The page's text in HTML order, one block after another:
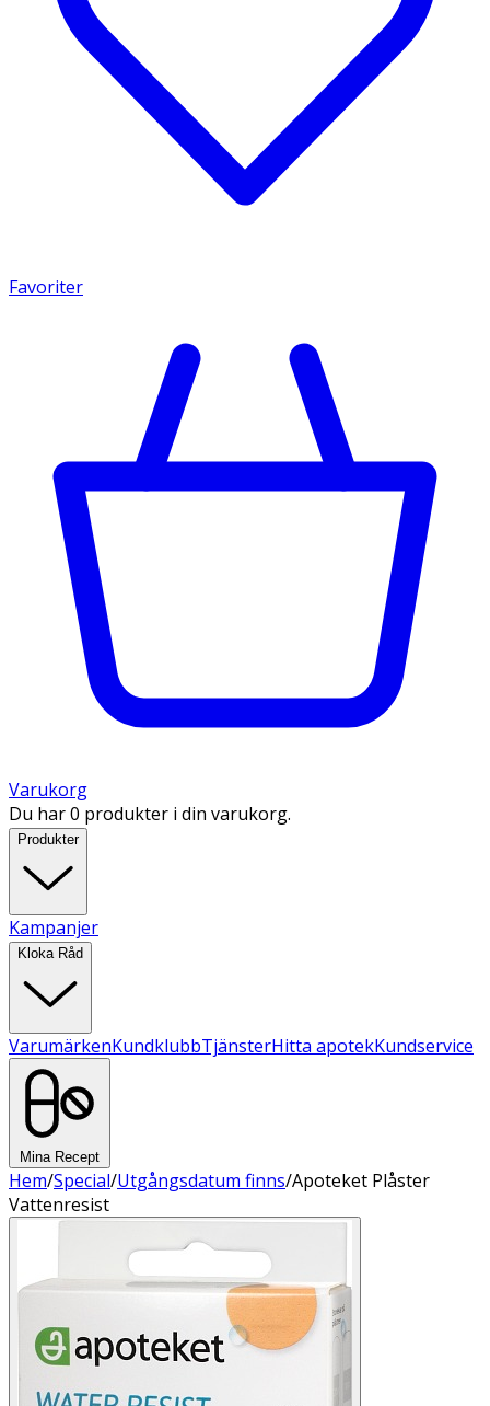
Favoriter
Varukorg
Du har 0 produkter i din varukorg.
Produkter
Kampanjer
Kloka Råd
VarumärkenKundklubbTjänsterHitta apotekKundservice
Mina Recept
Hem/Special/Utgångsdatum finns/Apoteket Plåster
Vattenresist